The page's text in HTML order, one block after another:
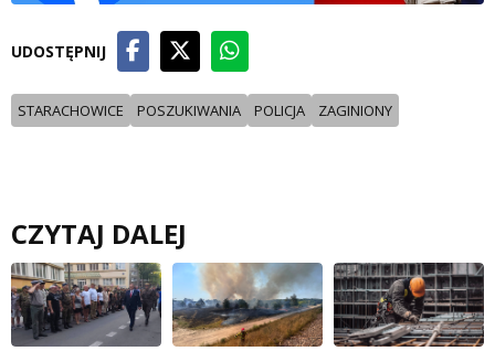
UDOSTĘPNIJ
STARACHOWICE POSZUKIWANIA POLICJA ZAGINIONY
CZYTAJ DALEJ